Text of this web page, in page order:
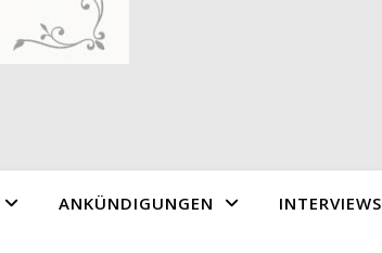
ANKÜNDIGUNGEN INTERVIEWS